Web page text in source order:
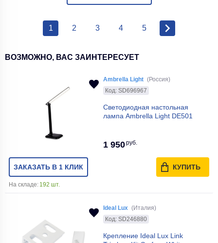
1 2 3 4 5
ВОЗМОЖНО, ВАС ЗАИНТЕРЕСУЕТ
Ambrella Light (Россия)
Код: SD696967
Светодиодная настольная
лампа Ambrella Light DE501
1 950руб.
ЗАКАЗАТЬ В 1 КЛИК КУПИТЬ
На складе: 192 шт.
Ideal Lux (Италия)
Код: SD246880
Крепление Ideal Lux Link